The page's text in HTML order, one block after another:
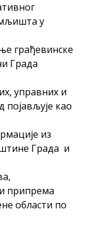
у
грађевинске
Града
управних и
појављује као
из
Града и
припрема
области по